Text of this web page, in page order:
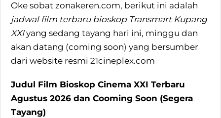
Oke sobat zonakeren.com, berikut ini adalah
jadwal film terbaru bioskop Transmart Kupang
XXIyang sedang tayang hari ini, minggu dan
akan datang (coming soon) yang bersumber
dari website resmi 21cineplex.com
Judul Film Bioskop Cinema XXI Terbaru
Agustus 2026 dan Cooming Soon (Segera
Tayang)